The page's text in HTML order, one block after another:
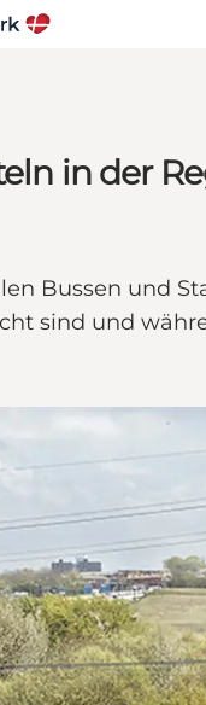
in der
Bussen und
sind und